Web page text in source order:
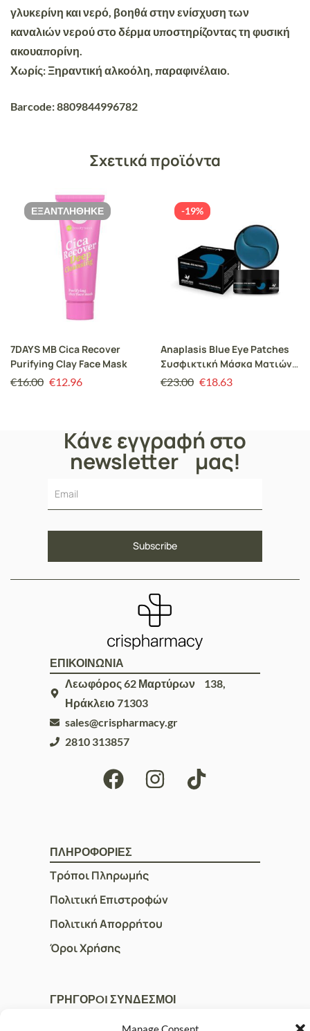
γλυκερίνη και νερό, βοηθά στην ενίσχυση των
καναλιών νερού στο δέρμα υποστηρίζοντας τη φυσική
ακουαπορίνη.
Χωρίς: Ξηραντική αλκοόλη, παραφινέλαιο.
Barcode: 8809844996782
Σχετικά προϊόντα
ΕΞΑΝΤΛΉΘΗΚΕ
7DAYS MB Cica Recover
Purifying Clay Face Mask
€16.00 €12.96
-19%
Anaplasis Blue Eye Patches
Συσφικτική Μάσκα Ματιών,
60 patches
€23.00 €18.63
Κάνε εγγραφή στο
newsletter μας!
ΕΠΙΚΟΙΝΩΝΙΑ
Λεωφόρος 62 Μαρτύρων 138,
Ηράκλειο 71303
sales@crispharmacy.gr
2810 313857
ΠΛΗΡΟΦΟΡΙΕΣ
Τρόποι Πληρωμής
Πολιτική Επιστροφών
Πολιτική Απορρήτου
Όροι Χρήσης
ΓΡΗΓΟΡOI ΣΥΝΔΕΣΜΟΙ
Ο Λογαριασμός μου